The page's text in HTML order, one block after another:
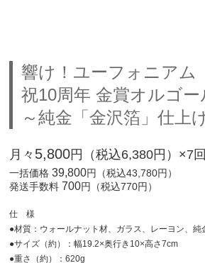
響け！ユーフォニアム
祝10周年 金賞オルゴー
～純金「金沢箔」仕上
月々 5,800円（税込6,380円）×7
一括価格39,800円（税込43,780円）
発送手数料 700円（税込770円）
仕 様
●材質：ウォールナット材、ガラス、レーヨン、純
●サイズ（約）：幅19.2×奥行き10×高さ7cm
●重さ（約）：620g